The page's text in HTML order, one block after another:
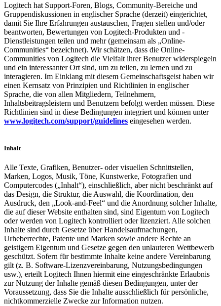
Logitech hat Support-Foren, Blogs, Community-Bereiche und
Gruppendiskussionen in englischer Sprache (derzeit) eingerichtet,
damit Sie Ihre Erfahrungen austauschen, Fragen stellen und/oder
beantworten, Bewertungen von Logitech-Produkten und -
Dienstleistungen teilen und mehr (gemeinsam als „Online-
Communities“ bezeichnet). Wir schätzen, dass die Online-
Communities von Logitech die Vielfalt ihrer Benutzer widerspiegeln
und ein interessanter Ort sind, um zu teilen, zu lernen und zu
interagieren. Im Einklang mit diesem Gemeinschaftsgeist haben wir
einen Kernsatz von Prinzipien und Richtlinien in englischer
Sprache, die von allen Mitgliedern, Teilnehmern,
Inhaltsbeitragsleistern und Benutzern befolgt werden müssen. Diese
Richtlinien sind in diese Bedingungen integriert und können unter
www.logitech.com/support/guidelines eingesehen werden.
Inhalt
Alle Texte, Grafiken, Benutzer- oder visuellen Schnittstellen,
Marken, Logos, Musik, Töne, Kunstwerke, Fotografien und
Computercodes („Inhalt“), einschließlich, aber nicht beschränkt auf
das Design, die Struktur, die Auswahl, die Koordination, den
Ausdruck, den „Look-and-Feel“ und die Anordnung solcher Inhalte,
die auf dieser Website enthalten sind, sind Eigentum von Logitech
oder werden von Logitech kontrolliert oder lizenziert. Alle solchen
Inhalte sind durch Gesetze über Handelsaufmachungen,
Urheberrechte, Patente und Marken sowie andere Rechte an
geistigem Eigentum und Gesetze gegen den unlauteren Wettbewerb
geschützt. Sofern für bestimmte Inhalte keine andere Vereinbarung
gilt (z. B. Software-Lizenzvereinbarung, Nutzungsbedingungen
usw.), erteilt Logitech Ihnen hiermit eine eingeschränkte Erlaubnis
zur Nutzung der Inhalte gemäß diesen Bedingungen, unter der
Voraussetzung, dass Sie die Inhalte ausschließlich für persönliche,
nichtkommerzielle Zwecke zur Information nutzen.